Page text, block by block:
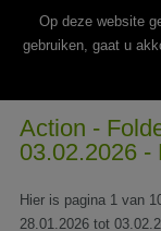
Wekelijks nieuwe folders
Action -
03.02.2026 -
Hier is pagina 1 van
28.01.2026 tot
Op deze website
gebruiken, gaat u